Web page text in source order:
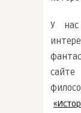
У
сайте